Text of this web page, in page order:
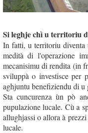
Si leghje chì u territoriu
In fatti, u territoriu
medità di l'operazione
mecanisimu di rendita (in
sviluppà o investisce per
aghjuntu benefiziendu di u
Sta cuncurenza ùn pò
pupulazione lucale. Cù a
allughjassi o allora à
lucale.